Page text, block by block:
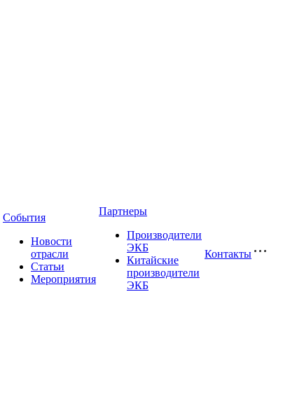
События
Новости
отрасли
Статьи
Мероприятия
Партнеры
Производители
ЭКБ
Китайские
производители
ЭКБ
Контакты